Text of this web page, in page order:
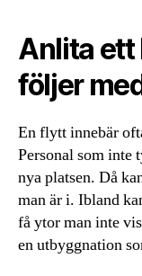
Anlita ett
följer
En flytt innebär
Personal som inte
nya platsen. Då
man är i. Ibland
få ytor man inte
en utbyggnation